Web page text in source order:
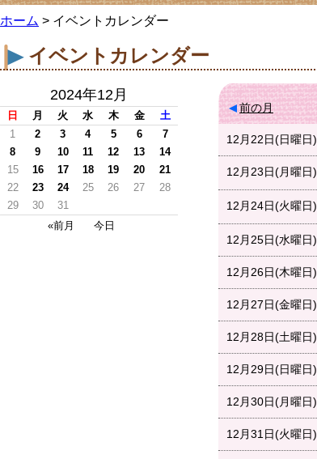
ホーム > イベントカレンダー
イベントカレンダー
2024年12月
日 月 火 水 木 金
土
1
2 3 4 5 6
7
8
9 10 11 12 13
14
15
16 17 18 19 20
21
22
23 24 25 26 27
28
29
30
31
«前月
今日
前の月
12月22日(日曜日)
12月23日(月曜日)
12月24日(火曜日)
12月25日(水曜日)
12月26日(木曜日)
12月27日(金曜日)
12月28日(土曜日)
12月29日(日曜日)
12月30日(月曜日)
12月31日(火曜日)